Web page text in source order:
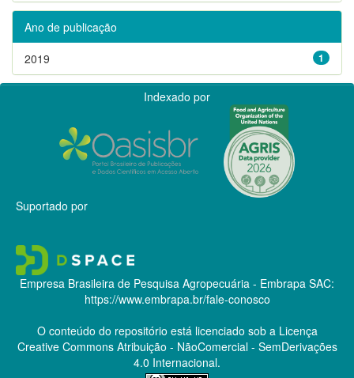
Ano de publicação
1
2019
Indexado por
Suportado por
Empresa Brasileira de Pesquisa Agropecuária - Embrapa SAC:
https://www.embrapa.br/fale-conosco
O conteúdo do repositório está licenciado sob a Licença
Creative CommonsAtribuição - NãoComercial - SemDerivações
4.0 Internacional.